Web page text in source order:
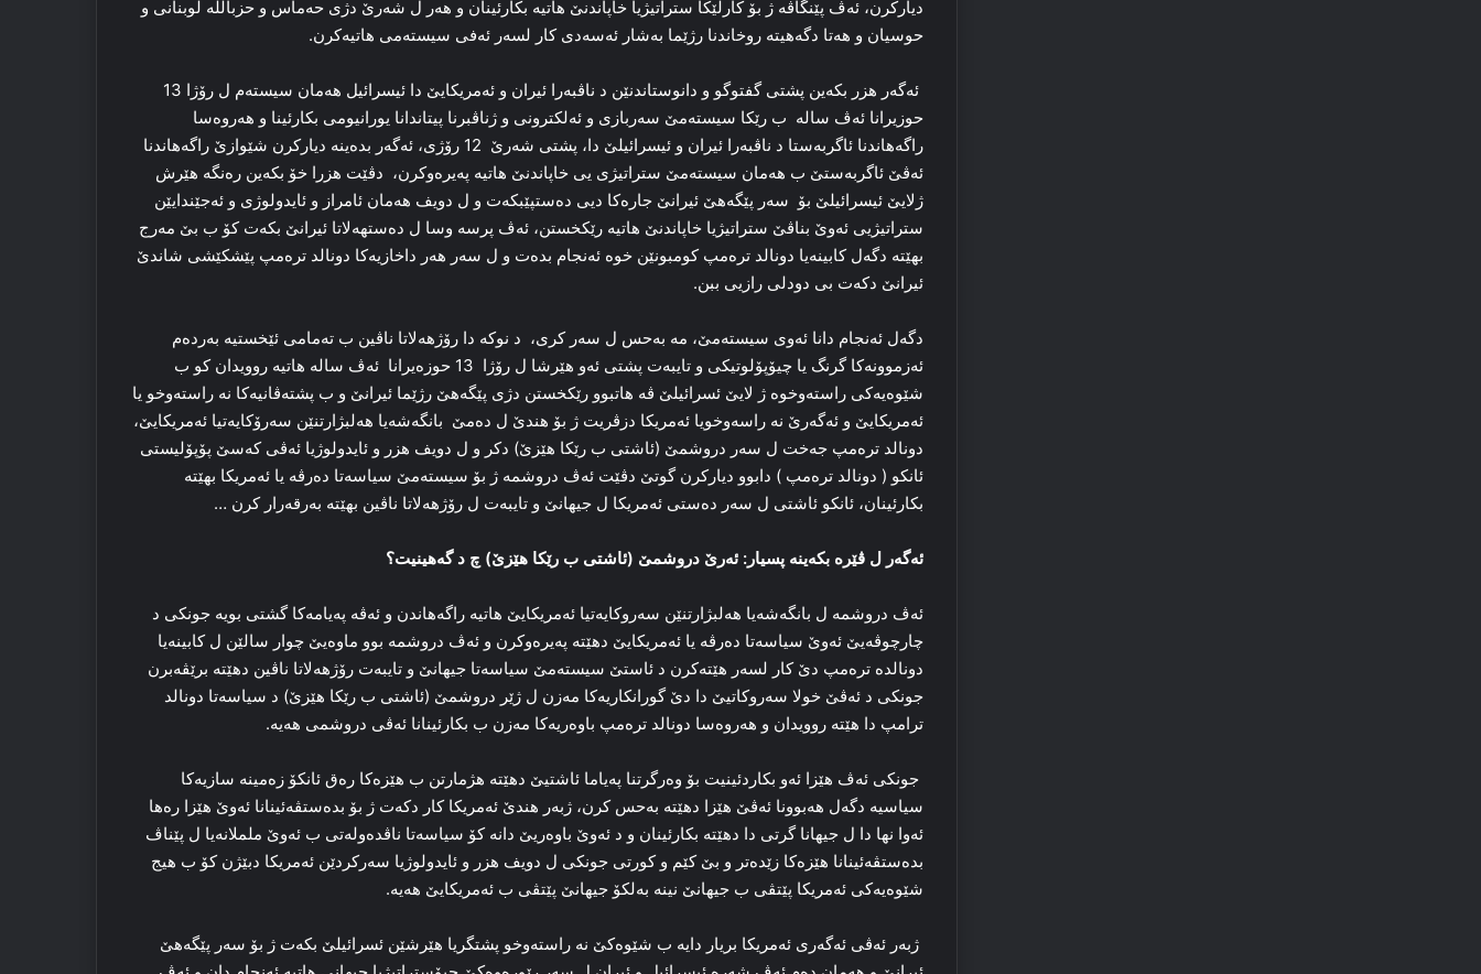
دیاركرن، ئه‌ڤ پێنگاڤه‌ ژ بۆ كارلێكا ستراتیژیا خاپاندنێ هاتیه‌ بكارئینان و هه‌ر ل شه‌رێ دژی حه‌ماس و حزبالله‌ لوبنانی و
حوسیان و هه‌تا دگه‌هیته‌ روخاندنا رژێما به‌شار ئه‌سه‌دی كار لسه‌ر ئه‌فی سیسته‌می هاتیه‌كرن.
ئه‌گه‌ر هزر بكه‌ین پشتی گفتوگو و دانوستاندنێن د ناڤبه‌را ئیران و ئه‌مریكایێ دا ئیسرائیل هه‌مان سیسته‌م ل رۆژا 13
حوزیرانا ئه‌ڤ ساله‌ ب رێكا سیسته‌مێ سه‌ربازی و ئه‌لكترونی و ژناڤبرنا پیتاندانا یورانیومی بكارئینا و هه‌روه‌سا
راگه‌هاندنا ئاگربه‌ستا د ناڤبه‌را ئیران و ئیسرائیلێ دا، پشتی شەرێ 12 رۆژی، ئه‌گه‌ر بده‌ینه‌ دیاركرن شێوازێ راگه‌هاندنا
ئه‌ڤێ ئاگربه‌ستێ ب هه‌مان سیسته‌مێ ستراتیژی یی خاپاندنێ هاتیه‌ په‌یره‌وكرن، دڤێت هزرا خۆ بكه‌ین ره‌نگه‌ هێرش
ژلایێ ئیسرائیلێ بۆ سه‌ر پێگه‌هێ ئیرانێ جاره‌كا دیی ده‌ستپێبكه‌ت و ل دویف هه‌مان ئامراز و ئایدولوژی و ئه‌جێندایێن
ستراتیژیی ئه‌وێ بناڤێ ستراتیژیا خاپاندنێ هاتیه‌ رێكخستن، ئه‌ڤ پرسه‌ وسا ل ده‌ستهه‌لاتا ئیرانێ بكه‌ت كۆ ب بێ مه‌رج
بهێته‌ دگه‌ل كابینه‌یا دونالد تره‌مپ كومبونێن خوە ئه‌نجام بده‌ت و ل سه‌ر هه‌ر داخازیه‌كا دونالد تره‌مپ پێشكێشی شاندێ
ئیرانێ دكه‌ت بی دودلی رازیی ببن.
دگه‌ل ئه‌نجام دانا ئه‌وی سیسته‌مێ، مه‌ به‌حس ل سه‌ر كری، د نوكه‌ دا رۆژهه‌لاتا ناڤین ب ته‌مامی ئێخستیه‌ به‌رده‌م
ئه‌زموونه‌كا گرنگ یا چیۆپۆلوتیكی و تایبه‌ت پشتی ئه‌و هێرشا ل رۆژا 13 حوزه‌یرانا ئه‌ڤ ساله‌ هاتیه‌ روویدان كو ب
شێوه‌یه‌كی راسته‌وخوە ژ لایێ ئسرائیلێ ڤه‌ هاتبوو رێكخستن دژی پێگه‌هێ رژێما ئیرانێ و ب پشته‌ڤانیه‌كا نه‌ راسته‌وخو یا
ئه‌مریكایێ و ئه‌گه‌رێ نه‌ راسه‌وخویا ئه‌مریكا دزڤریت ژ بۆ هندێ ل ده‌مێ بانگه‌شه‌یا هه‌لبژارتنێن سه‌رۆكایه‌تیا ئه‌مریكایێ،
دونالد تره‌مپ جه‌خت ل سه‌ر دروشمێ (ئاشتی ب رێكا هێزێ) دكر و ل دویف هزر و ئایدولوژیا ئه‌ڤی كه‌سێ پۆپۆلیستی
ئانكو ( دونالد تره‌مپ ) دابوو دیاركرن گوتێ دڤێت ئه‌ڤ دروشمه‌ ژ بۆ سیسته‌مێ سیاسه‌تا ده‌رڤه‌ یا ئه‌مریكا بهێته‌
بكارئینان، ئانكو ئاشتی ل سه‌ر ده‌ستی ئه‌مریكا ل جیهانێ و تایبه‌ت ل رۆژهه‌لاتا ناڤین بهێته‌ به‌رقه‌رار كرن …
ئه‌گه‌ر ل ڤێره‌ بكه‌ینه‌ پسیار: ئه‌رێ دروشمێ (ئاشتی ب رێكا هێزێ) چ د گه‌هینیت؟
ئه‌ڤ دروشمه‌ ل بانگه‌شه‌یا هه‌لبژارتنێن سه‌روكایه‌تیا ئه‌مریكایێ هاتیه‌ راگه‌هاندن و ئه‌ڤه‌ په‌یامه‌كا گشتی بویه‌ جونكی د
چارچوڤەیێ ئه‌وێ سیاسه‌تا ده‌رڤه‌ یا ئه‌مریكایێ دهێته‌ په‌یره‌وكرن و ئه‌ڤ دروشمه‌ بوو ماوه‌یێ چوار سالێن ل كابینه‌یا
دونالده‌ تره‌مپ دێ كار لسه‌ر هێته‌كرن د ئاستێ سیسته‌مێ سیاسه‌تا جیهانێ و تایبه‌ت رۆژهه‌لاتا ناڤین دهێته‌ برێڤه‌برن
جونكی د ئه‌ڤێ خولا سه‌روكاتیێ دا دێ گورانكاریه‌كا مه‌زن ل ژێر دروشمێ (ئاشتی ب رێكا هێزێ) د سیاسه‌تا دونالد
ترامپ دا هێته‌ روویدان و هه‌روه‌سا دونالد تره‌مپ باوه‌ریه‌كا مه‌زن ب بكارئینانا ئه‌ڤی دروشمی هه‌یە.
جونكی ئه‌ڤ هێزا ئه‌و بكاردئینیت بۆ وه‌رگرتنا په‌یاما ئاشتیێ دهێته‌ هژمارتن ب هێزه‌كا ره‌ق ئانكۆ زه‌مینه‌ سازیه‌كا
سیاسیه‌ دگه‌ل هه‌بوونا ئه‌ڤێ هێزا دهێته‌ به‌حس كرن، ژبه‌ر هندێ ئه‌مریكا كار دكه‌ت ژ بۆ بده‌ستڤه‌ئینانا ئه‌وێ هێزا ره‌ها
ئه‌وا نها دا ل جیهانا گرتی دا دهێته بكارئینان و د ئه‌وێ باوه‌ریێ دانه‌ كۆ سیاسه‌تا ناڤده‌وله‌تی ب ئه‌وێ ململانه‌یا ل پێناڤ
بده‌ستڤه‌ئینانا هێزه‌كا زێده‌تر و بێ كێم و كورتی جونكی ل دویف هزر و ئایدولوژیا سه‌ركردێن ئه‌مریكا دبێژن كۆ ب هیج
شێوه‌یه‌كی ئه‌مریكا پێتڤی ب جیهانێ نینه‌ به‌لكۆ جیهانێ پێتڤی ب ئه‌مریكایێ هه‌یه‌.
ژبه‌ر ئه‌ڤی ئه‌گه‌ری ئه‌مریكا بریار دایه‌ ب شێوه‌كێ نه‌ راسته‌وخو پشتگریا هێرشێن ئسرائیلێ بكه‌ت ژ بۆ سه‌ر پێگه‌هێ